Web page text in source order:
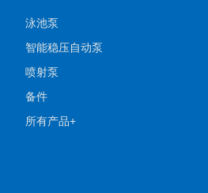
泳池泵
智能稳压自动泵
喷射泵
备件
所有产品+